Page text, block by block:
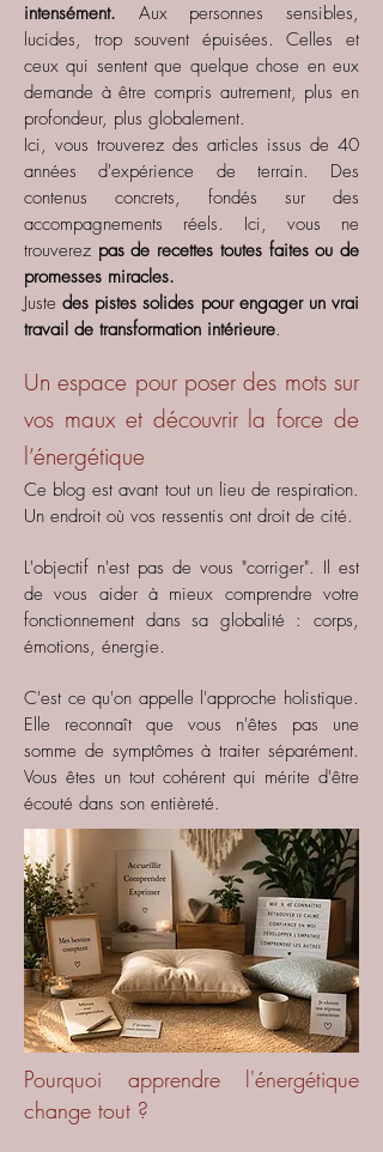
intensément. Aux personnes sensibles,
lucides, trop souvent épuisées. Celles et
ceux qui sentent que quelque chose en eux
demande à être compris autrement, plus en
profondeur, plus globalement.
Ici, vous trouverez des articles issus de 40
années d'expérience de terrain. Des
contenus concrets, fondés sur des
accompagnements réels. Ici, vous ne
trouverez pas de recettes toutes faites ou de
promesses miracles.
Justedes pistes solides pour engager un vrai
travail de transformation intérieure.
Un espace pour poser des mots sur
vos maux et découvrir la force de
l’énergétique
Ce blog est avant tout un lieu de respiration.
Un endroit où vos ressentis ont droit de cité.
L'objectif n'est pas de vous "corriger". Il est
de vous aider à mieux comprendre votre
fonctionnement dans sa globalité : corps,
émotions, énergie.
C'est ce qu'on appelle l'approche holistique.
Elle reconnaît que vous n'êtes pas une
somme de symptômes à traiter séparément.
Vous êtes un tout cohérent qui mérite d'être
écouté dans son entièreté.
Pourquoi apprendre l'énergétique
change tout ?